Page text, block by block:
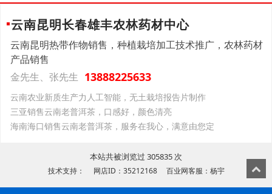
云南昆明长春雄丰农林药材中心
云南昆明热带作物销售，种植栽培加工技术推广，农林药材
产品销售
金先生、张先生 13888225633
云南‌农业新质生产力‌人工智能，无土栽培报告片制作
三亚销售云南老普洱茶，口感好，颜色清亮
海南海口销售云南老普洱茶，服务在我心，满意由您定
本站共被浏览过 305835 次
技术支持： 网店ID：35212168 百业网客服：杨宇